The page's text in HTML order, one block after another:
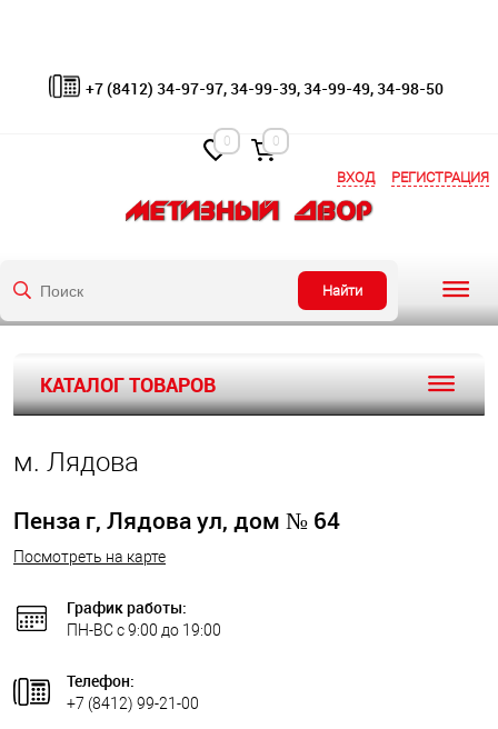
ВХОД РЕГИСТРАЦИЯ
Найти
+7 (8412) 34-97-97, 34-99-39, 34-99-49, 34-98-50
0 0
КАТАЛОГ ТОВАРОВ
м. Лядова
Пенза г, Лядова ул, дом № 64
Посмотреть на карте
График работы:
ПН-ВС с 9:00 до 19:00
Телефон:
+7 (8412) 99-21-00